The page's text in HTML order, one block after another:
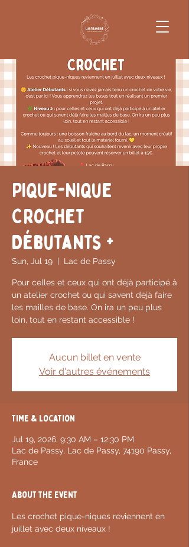
Pique-Nique
Crochet
Débutants +
Sun, Jul 19 Lac de Passy
Pour celles et ceux qui ont déjà participé à
un atelier crochet ou qui savent déjà faire
les mailles de base. On ira un peu plus
loin, tout en restant accessible !
Aucun billet en vente
Voir d'autres événements
Time & Location
Jul 19, 2026, 9:30 AM – 12:30 PM
Lac de Passy, Lac de Passy, 74190 Passy,
France
About the event
Les crochet pique-niques reviennent en
juillet avec deux niveaux !